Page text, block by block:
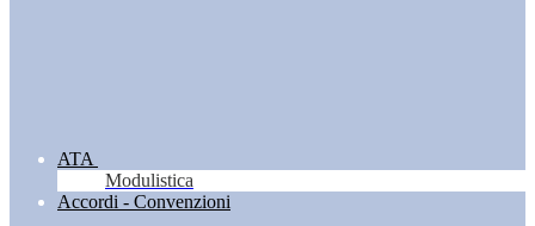
ATA
Modulistica
Accordi - Convenzioni